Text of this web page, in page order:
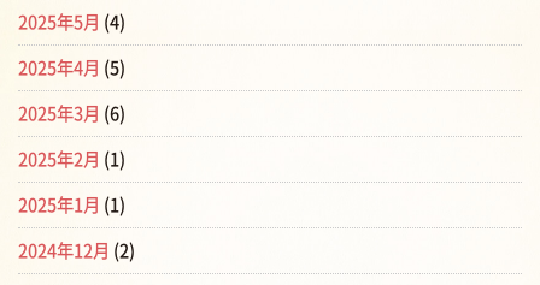
2025年5月 (4)
2025年4月 (5)
2025年3月 (6)
2025年2月 (1)
2025年1月 (1)
2024年12月 (2)